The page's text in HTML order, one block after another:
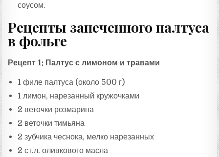
соусом.
Рецепты запеченного палтуса
в фольге
Рецепт 1: Палтус с лимоном и травами
1 филе палтуса (около 500 г)
1 лимон, нарезанный кружочками
2 веточки розмарина
2 веточки тимьяна
2 зубчика чеснока, мелко нарезанных
2 ст.л. оливкового масла